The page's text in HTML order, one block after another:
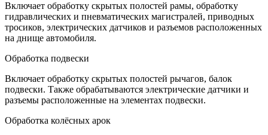
Включает обработку скрытых полостей рамы, обработку
гидравлических и пневматических магистралей, приводных
тросиков, электрических датчиков и разъемов расположенных
на днище автомобиля.
Обработка подвески
Включает обработку скрытых полостей рычагов, балок
подвески. Также обрабатываются электрические датчики и
разъемы расположенные на элементах подвески.
Обработка колёсных арок